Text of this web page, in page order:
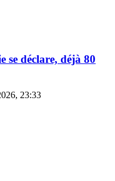
se déclare, déjà 80
23:33